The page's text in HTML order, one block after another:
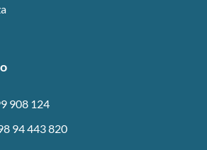
908 124
94 443 820